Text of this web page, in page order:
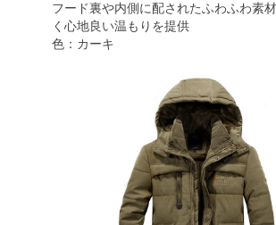
フード裏や内側に配されたふわふわ素
く心地良い温もりを提供
色：カーキ